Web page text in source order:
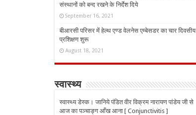
संस्थानों को बन्द रखने के निर्देश दिये
September 16, 2021
बीआरसी परिसर में हेल्थ एण्ड वेलनेस एम्बेसडर का चार दिवसीय
प्रशिक्षण शुरू
August 18, 2021
स्वास्थ्य
स्वास्थ्य डेस्क। जानिये पंडित वीर विक्रम नारायण पांडेय जी से
आज का पञ्चाङ्ग आँख आना [ Conjunctivitis ]